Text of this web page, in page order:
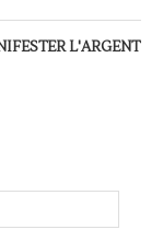
L'ARGENT